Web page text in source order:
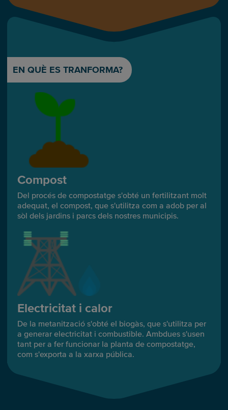
EN QUÈ ES TRANFORMA?
Compost
Del procés de compostatge s'obté un fertilitzant molt
adequat, el compost, que s'utilitza com a adob per al
sòl dels jardins i parcs dels nostres municipis.
Electricitat i calor
De la metanització s'obté el biogàs, que s'utilitza per
a generar electricitat i combustible. Ambdues s'usen
tant per a fer funcionar la planta de compostatge,
com s'exporta a la xarxa pública.